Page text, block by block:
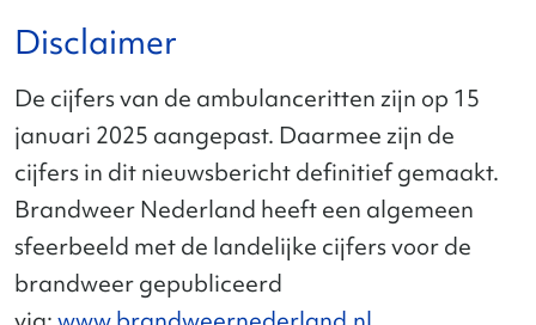
Disclaimer
De cijfers van de ambulanceritten zijn op 15
januari 2025 aangepast. Daarmee zijn de
cijfers in dit nieuwsbericht definitief gemaakt.
Brandweer Nederland heeft een algemeen
sfeerbeeld met de landelijke cijfers voor de
brandweer gepubliceerd